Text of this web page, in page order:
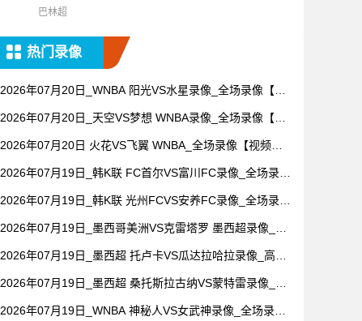
巴林超
热门录像
2026年07月20日_WNBA 阳光VS水星录像_全场录像【全
2026年07月20日_天空VS梦想 WNBA录像_全场录像【高
2026年07月20日 火花VS飞翼 WNBA_全场录像【视频集
2026年07月19日_韩K联 FC首尔VS富川FC录像_全场录像
2026年07月19日_韩K联 光州FCVS安养FC录像_全场录像
2026年07月19日_墨西哥美洲VS克雷塔罗 墨西超录像_全
2026年07月19日_墨西超 托卢卡VS瓜达拉哈拉录像_高清
2026年07月19日_墨西超 桑托斯拉古纳VS蒙特雷录像_全
2026年07月19日_WNBA 神秘人VS女武神录像_全场录像